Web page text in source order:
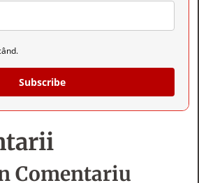
Subscribe
Comentariu